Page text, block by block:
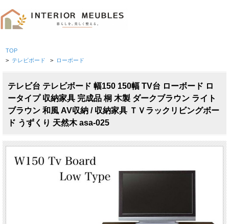
TOP
> テレビボード > ローボード
テレビ台 テレビボード 幅150 150幅 TV台 ローボード ロ
ータイプ 収納家具 完成品 桐 木製 ダークブラウン ライト
ブラウン 和風 AV収納 / 収納家具 ＴＶラックリビングボー
ド うずくり 天然木 asa-025